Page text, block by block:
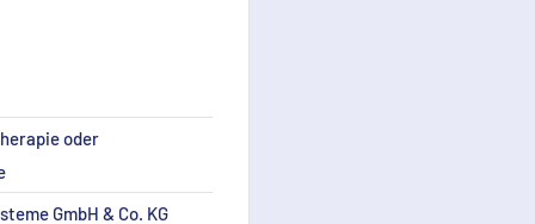
oder
GmbH & Co. KG